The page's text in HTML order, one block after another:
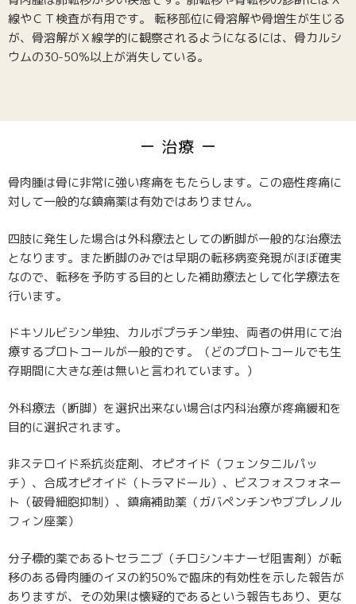
線やＣＴ検査が有用です。 転移部位に骨溶解や骨増生が生じる
が、骨溶解がＸ線学的に観察されるようになるには、骨カルシ
ウムの30-50％以上が消失している。
治療
骨肉腫は骨に非常に強い疼痛をもたらします。この癌性疼痛に
対して一般的な鎮痛薬は有効ではありません。
四肢に発生した場合は外科療法としての断脚が一般的な治療法
となります。また断脚のみでは早期の転移病変発現がほぼ確実
なので、転移を予防する目的とした補助療法として化学療法を
行います。
ドキソルビシン単独、カルボプラチン単独、両者の併用にて治
療するプロトコールが一般的です。（どのプロトコールでも生
存期間に大きな差は無いと言われています。）
外科療法（断脚）を選択出来ない場合は内科治療が疼痛緩和を
目的に選択されます。
非ステロイド系抗炎症剤、オピオイド（フェンタニルパッ
チ）、合成オピオイド（トラマドール）、ビスフォスフォネー
ト（破骨細胞抑制）、鎮痛補助薬（ガバペンチンやブプレノル
フィン座薬）
分子標的薬であるトセラニブ（チロシンキナーゼ阻害剤）が転
移のある骨肉腫のイヌの約50％で臨床的有効性を示した報告が
ありますが、その効果は懐疑的であるという報告もあり、更な